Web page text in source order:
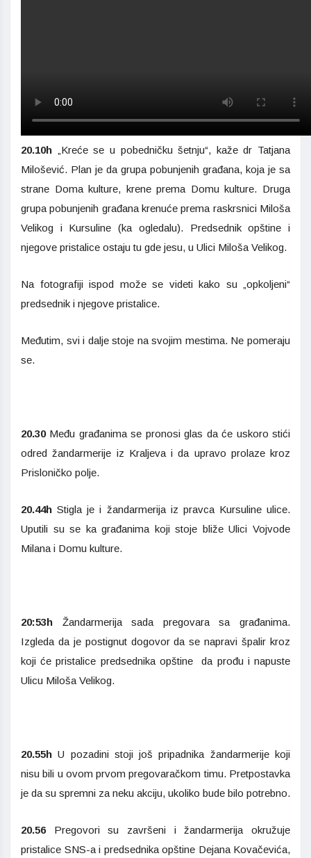
20.10h „Kreće se u pobedničku šetnju“, kaže dr Tatjana
Milošević. Plan je da grupa pobunjenih građana, koja je sa
strane Doma kulture, krene prema Domu kulture. Druga
grupa pobunjenih građana krenuće prema raskrsnici Miloša
Velikog i Kursuline (ka ogledalu). Predsednik opštine i
njegove pristalice ostaju tu gde jesu, u Ulici Miloša Velikog.
Na fotografiji ispod može se videti kako su „opkoljeni“
predsednik i njegove pristalice.
Međutim, svi i dalje stoje na svojim mestima. Ne pomeraju
se.
20.30Među građanima se pronosi glas da će uskoro stići
odred žandarmerije iz Kraljeva i da upravo prolaze kroz
Prisloničko polje.
20.44h Stigla je i žandarmerija iz pravca Kursuline ulice.
Uputili su se ka građanima koji stoje bliže Ulici Vojvode
Milana i Domu kulture.
20:53h Žandarmerija sada pregovara sa građanima.
Izgleda da je postignut dogovor da se napravi špalir kroz
koji će pristalice predsednika opštine da prođu i napuste
Ulicu Miloša Velikog.
20.55h U pozadini stoji još pripadnika žandarmerije koji
nisu bili u ovom prvom pregovaračkom timu. Pretpostavka
je da su spremni za neku akciju, ukoliko bude bilo potrebno.
20.56 Pregovori su završeni i žandarmerija okružuje
pristalice SNS-a i predsednika opštine Dejana Kovačevića,